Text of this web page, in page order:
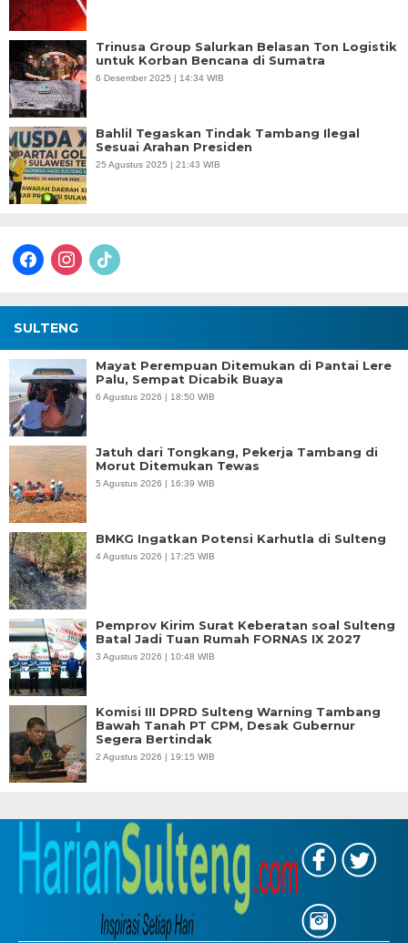
Trinusa Group Salurkan Belasan Ton Logistik
untuk Korban Bencana di Sumatra
6 Desember 2025 | 14:34 WIB
Bahlil Tegaskan Tindak Tambang Ilegal
Sesuai Arahan Presiden
25 Agustus 2025 | 21:43 WIB
facebookinstagram
tiktok
SULTENG
Mayat Perempuan Ditemukan di Pantai Lere
Palu, Sempat Dicabik Buaya
6 Agustus 2026 | 18:50 WIB
Jatuh dari Tongkang, Pekerja Tambang di
Morut Ditemukan Tewas
5 Agustus 2026 | 16:39 WIB
BMKG Ingatkan Potensi Karhutla di Sulteng
4 Agustus 2026 | 17:25 WIB
Pemprov Kirim Surat Keberatan soal Sulteng
Batal Jadi Tuan Rumah FORNAS IX 2027
3 Agustus 2026 | 10:48 WIB
Komisi III DPRD Sulteng Warning Tambang
Bawah Tanah PT CPM, Desak Gubernur
Segera Bertindak
2 Agustus 2026 | 19:15 WIB